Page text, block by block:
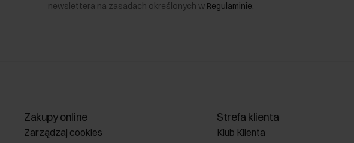
newslettera na zasadach określonych w Regulaminie.
Zakupy online
Zarządzaj cookies
Strefa klienta
Klub Klienta